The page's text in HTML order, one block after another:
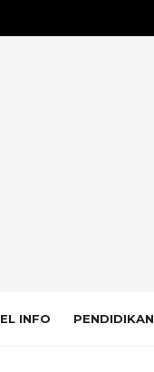
INFO PENDIDIKAN